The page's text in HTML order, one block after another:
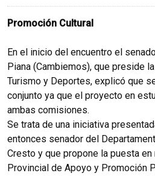
Promoción Cultural
En el inicio del encuentro el
Piana (Cambiemos), que preside
Turismo y Deportes, explicó que
conjunto ya que el proyecto en
ambas comisiones.
Se trata de una iniciativa
entonces senador del
Cresto y que propone la puesta en
Provincial de Apoyo y Promoción